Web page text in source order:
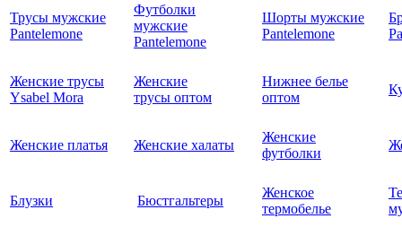
Трусы мужские
Pantelemone
Футболки
мужские
Pantelemone
Шорты мужские
Pantelemone
Женские трусы
Ysabel Mora
Женские
трусы оптом
Нижнее белье
оптом
Женские платья Женские халаты
Женские
футболки
Блузки Бюстгальтеры
Женское
термобелье